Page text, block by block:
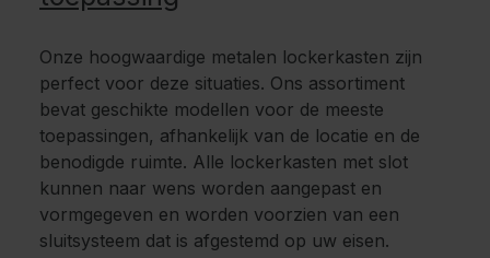
Onze hoogwaardige metalen lockerkasten zijn
perfect voor deze situaties. Ons assortiment
bevat geschikte modellen voor de meeste
toepassingen, afhankelijk van de locatie en de
benodigde ruimte. Alle lockerkasten met slot
kunnen naar wens worden aangepast en
vormgegeven en worden voorzien van een
sluitsysteem dat is afgestemd op uw eisen.